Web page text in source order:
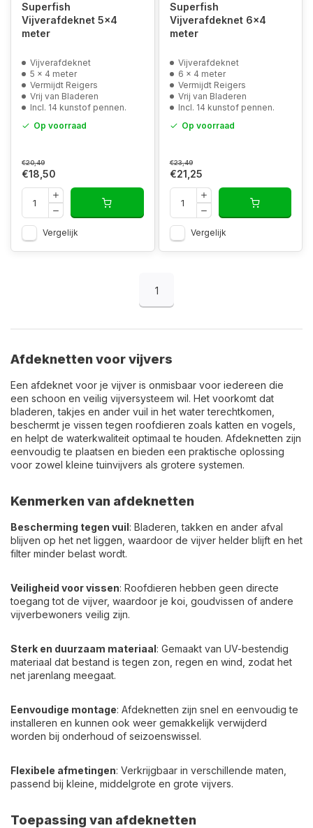
Superfish
Vijverafdeknet 5x4
meter
Vijverafdeknet
5 x 4 meter
Vermijdt Reigers
Vrij van Bladeren
Incl. 14 kunstof pennen.
Op voorraad
€20,49
€18,50
Vergelijk
Superfish
Vijverafdeknet 6x4
meter
Vijverafdeknet
6 x 4 meter
Vermijdt Reigers
Vrij van Bladeren
Incl. 14 kunstof pennen.
Op voorraad
€23,49
€21,25
Vergelijk
1
Afdeknetten voor vijvers
Een afdeknet voor je vijver is onmisbaar voor iedereen die
een schoon en veilig vijversysteem wil. Het voorkomt dat
bladeren, takjes en ander vuil in het water terechtkomen,
beschermt je vissen tegen roofdieren zoals katten en vogels,
en helpt de waterkwaliteit optimaal te houden. Afdeknetten zijn
eenvoudig te plaatsen en bieden een praktische oplossing
voor zowel kleine tuinvijvers als grotere systemen.
Kenmerken van afdeknetten
Bescherming tegen vuil: Bladeren, takken en ander afval
blijven op het net liggen, waardoor de vijver helder blijft en het
filter minder belast wordt.
Veiligheid voor vissen: Roofdieren hebben geen directe
toegang tot de vijver, waardoor je koi, goudvissen of andere
vijverbewoners veilig zijn.
Sterk en duurzaam materiaal: Gemaakt van UV-bestendig
materiaal dat bestand is tegen zon, regen en wind, zodat het
net jarenlang meegaat.
Eenvoudige montage: Afdeknetten zijn snel en eenvoudig te
installeren en kunnen ook weer gemakkelijk verwijderd
worden bij onderhoud of seizoenswissel.
Flexibele afmetingen: Verkrijgbaar in verschillende maten,
passend bij kleine, middelgrote en grote vijvers.
Toepassing van afdeknetten